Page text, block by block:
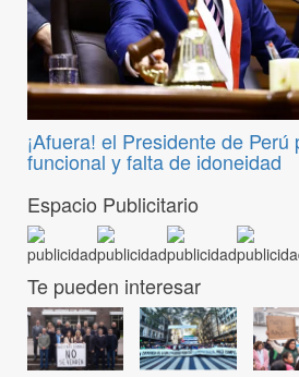
¡Afuera! el Presidente de
funcional y falta de idoneidad
Espacio Publicitario
Te pueden interesar